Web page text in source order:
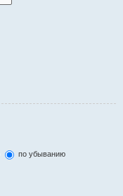
по убыванию